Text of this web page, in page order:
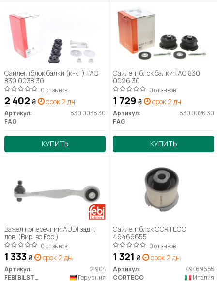
Сайлентблок балки (к-кт) FAG
830 0038 30
0 отзывов
2 402 ₴ срок 2 дн.
Артикул:
830 0038 30
FAG
КУПИТЬ
Сайлентблок балки FAG 830
0026 30
0 отзывов
1 729 ₴ срок 2 дн.
Артикул:
830 0026 30
FAG
КУПИТЬ
Важел поперечний AUDI задн.
лев. (Вир-во Febi)
0 отзывов
1 333 ₴ срок 2 дн.
Артикул:
21904
FEBI BILSTEIN
Германия
Сайлентблок CORTECO
49469655
0 отзывов
1 321 ₴ срок 2 дн.
Артикул:
49469655
CORTECO
Италия